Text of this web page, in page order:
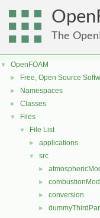
The
▼ OpenFOAM
► Free, Open Source
► Namespaces
► Classes
▼ Files
▼ File List
► applications
▼ src
►
►
► conversion
►